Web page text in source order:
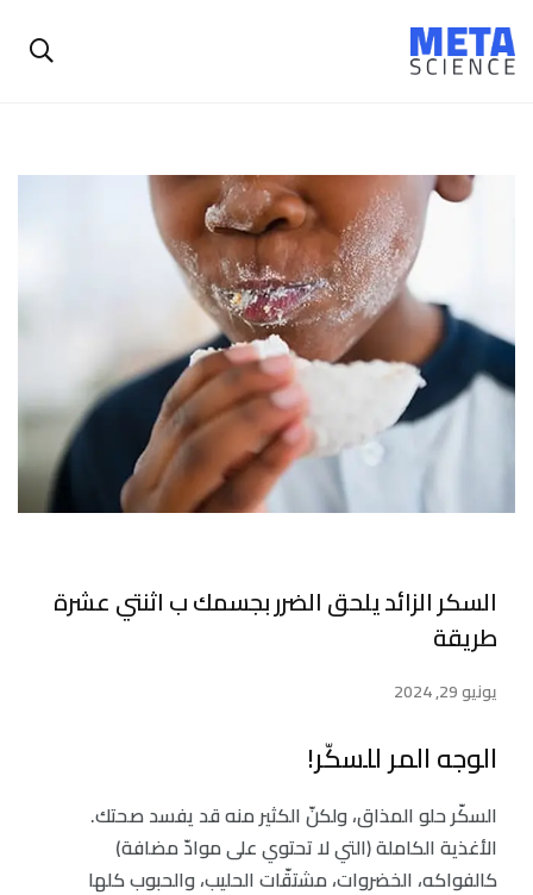
السكر الزائد يلحق الضرر بجسمك ب اثنتي عشرة
طريقة
يونيو 29, 2024
الوجه المر للسكّر!
السكّر حلو المذاق، ولكنّ الكثير منه قد يفسد صحتك.
الأغذية الكاملة (التي لا تحتوي على موادّ مضافة)
كالفواكه، الخضروات، مشتقّات الحليب، والحبوب كلها